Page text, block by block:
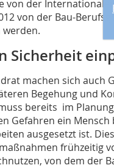
von der
von der Bau-
Sicherheit
machen sich auch
Begehung und
bereits im
Gefahren ein
ausgesetzt ist.
frühzeitig
von dem der